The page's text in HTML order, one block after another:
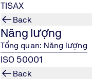
TISAX
Back
Năng lượng
Tổng quan: Năng lượng
ISO 50001
Back